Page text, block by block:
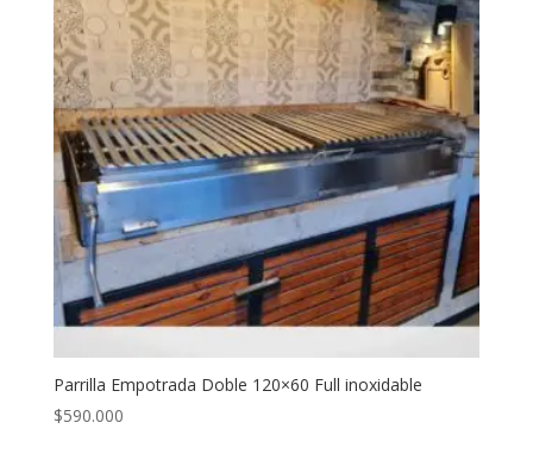
Parrilla Empotrada Doble 120×60 Full inoxidable
$590.000